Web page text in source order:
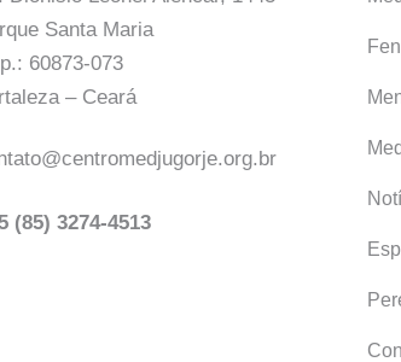
Santa Maria
60873-073
– Ceará
(85) 3274-4513